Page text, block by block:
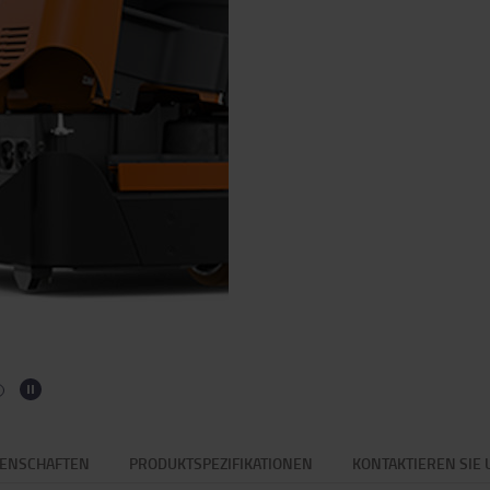
PRODUKTSPEZIFIKATIONEN KONTAKTIEREN SIE